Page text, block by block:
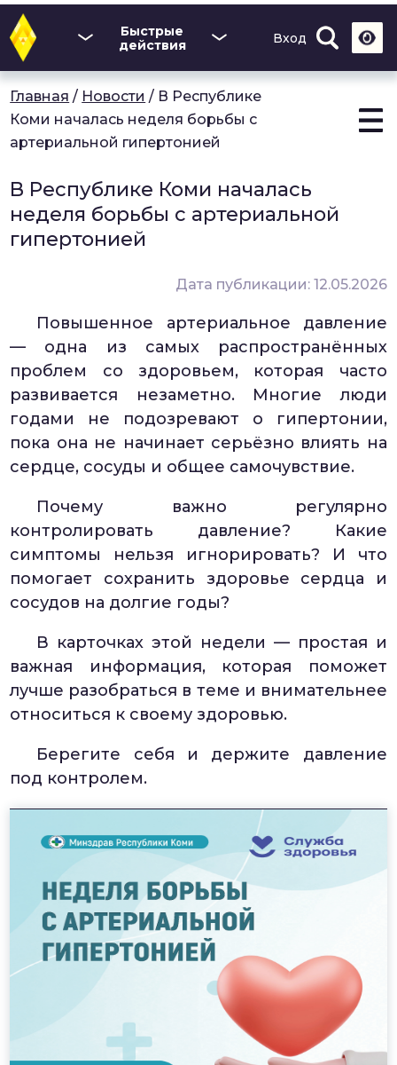
Перейти
основному
содержанию
Быстрые
действия
Вход
Главная / Новости / В Республике
Коми началась неделя борьбы с
артериальной гипертонией
В Республике Коми началась
неделя борьбы с артериальной
гипертонией
Дата публикации: 12.05.2026
Повышенное артериальное давление
— одна из самых распространённых
проблем со здоровьем, которая часто
развивается незаметно. Многие люди
годами не подозревают о гипертонии,
пока она не начинает серьёзно влиять на
сердце, сосуды и общее самочувствие.
Почему важно регулярно
контролировать давление? Какие
симптомы нельзя игнорировать? И что
помогает сохранить здоровье сердца и
сосудов на долгие годы?
В карточках этой недели — простая и
важная информация, которая поможет
лучше разобраться в теме и внимательнее
относиться к своему здоровью.
Берегите себя и держите давление
под контролем.